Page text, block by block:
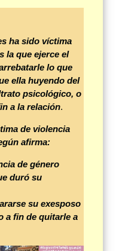
ha sido víctima
la que ejerce el
lo que
ella huyendo del
psicológico, o
a la relación.
de violencia
afirma:
de género
duró su
su exesposo
a fin de quitarle a